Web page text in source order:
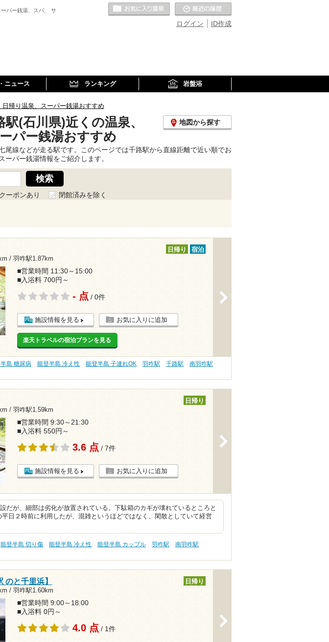
パー銭湯、スパ、 サ
ID作成
ログイン
お気に入りの温泉
ニュース ランキング 岩盤浴
帰り温泉、スーパー銭湯おすすめ
(石川県)近くの温泉、
パー銭湯おすすめ
地図から探す
尾線などが走る駅です。このページでは千路駅から直線距離で近い順でお
パー銭湯情報をご紹介します。
クーポンあり
閉館済みを除く
/ 羽咋駅1.87km
日帰り 宿泊
■営業時間 11:30～15:00
■入浴料 700円～
- 点 / 0件
施設情報を見る お気に入りに追加
楽天トラベルの宿泊プランを見る
島 糖尿病 能登半島 冷え性 能登半島 子連れOK 羽咋駅 千路駅
南羽咋駅
/ 羽咋駅1.59km
日帰り
■営業時間 9:30～21:30
■入浴料 550円～
3.6 点 / 7件
施設情報を見る お気に入りに追加
だが、細部は劣化が放置されている。下駄箱のカギが壊れているところと
日２時前に利用したが、混雑というほどではなく、閑散としていて経営
能登半島 切り傷 能登半島 冷え性 能登半島 カップル 羽咋駅
南羽咋駅
のと千里浜】
/ 羽咋駅1.60km
日帰り
■営業時間 9:00～18:00
■入浴料 0円～
4.0 点 / 1件